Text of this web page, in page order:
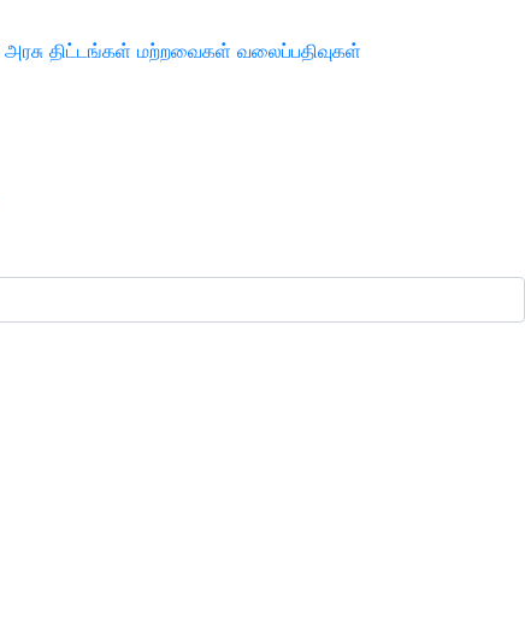
அரசு திட்டங்கள் மற்றவைகள் வலைப்பதிவுகள்